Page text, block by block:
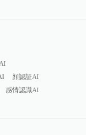
顔認証AI
感情認識AI